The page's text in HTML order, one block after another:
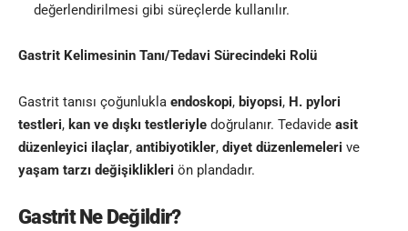
değerlendirilmesi gibi süreçlerde kullanılır.
Gastrit Kelimesinin Tanı/Tedavi Sürecindeki Rolü
Gastrit tanısı çoğunlukla endoskopi, biyopsi, H. pylori
testleri, kan ve dışkı testleriyle doğrulanır. Tedavide asit
düzenleyici ilaçlar, antibiyotikler, diyet düzenlemeleri ve
yaşam tarzı değişiklikleri ön plandadır.
Gastrit Ne Değildir?